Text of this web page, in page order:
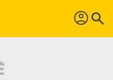
profil search